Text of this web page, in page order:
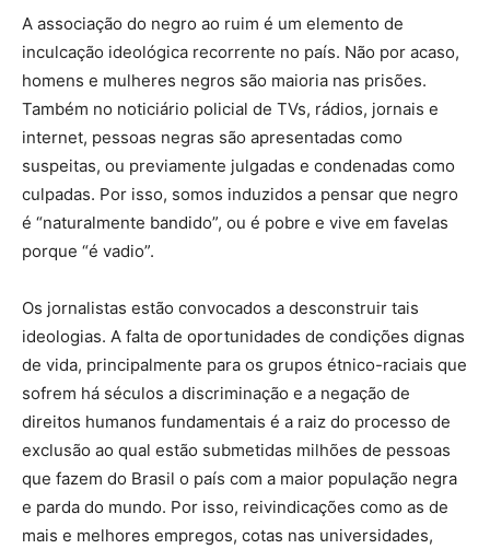
A associação do negro ao ruim é um elemento de
inculcação ideológica recorrente no país. Não por acaso,
homens e mulheres negros são maioria nas prisões.
Também no noticiário policial de TVs, rádios, jornais e
internet, pessoas negras são apresentadas como
suspeitas, ou previamente julgadas e condenadas como
culpadas. Por isso, somos induzidos a pensar que negro
é “naturalmente bandido”, ou é pobre e vive em favelas
porque “é vadio”.
Os jornalistas estão convocados a desconstruir tais
ideologias. A falta de oportunidades de condições dignas
de vida, principalmente para os grupos étnico-raciais que
sofrem há séculos a discriminação e a negação de
direitos humanos fundamentais é a raiz do processo de
exclusão ao qual estão submetidas milhões de pessoas
que fazem do Brasil o país com a maior população negra
e parda do mundo. Por isso, reivindicações como as de
mais e melhores empregos, cotas nas universidades,